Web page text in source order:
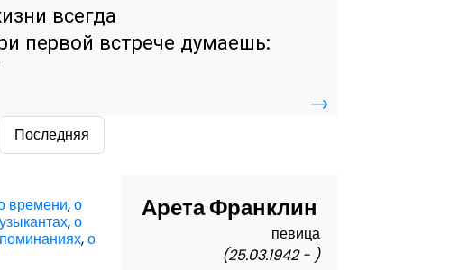
всегда
первой встрече думаешь:
→
Последняя
Арета Франклин
певица
(25.03.1942 - )
времени,о
,о
,о